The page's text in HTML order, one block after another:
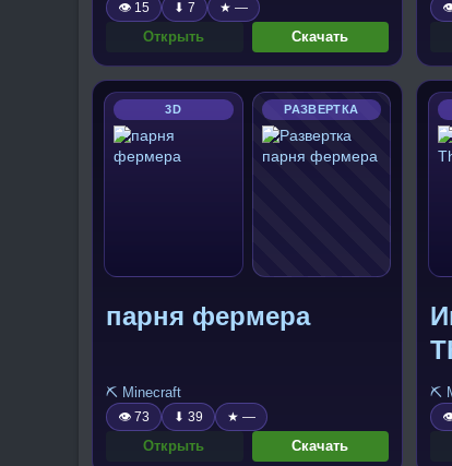
👁 15 ⬇ 7 ★ —
Открыть Скачать
3D РАЗВЕРТКА
парня фермера
⛏️ Minecraft
👁 73 ⬇ 39 ★ —
Открыть Скачать
⛏️